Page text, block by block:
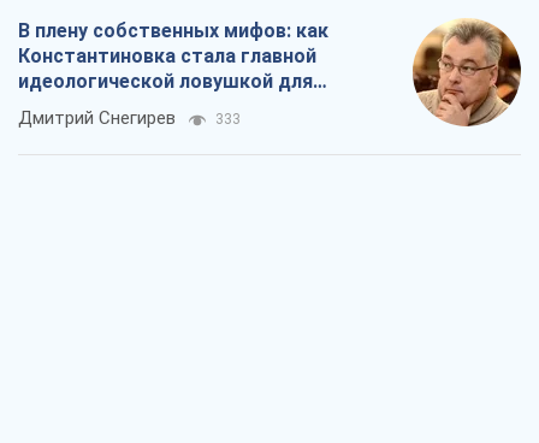
В плену собственных мифов: как
Константиновка стала главной
идеологической ловушкой для
российских оккупантов
Дмитрий Снегирев 333